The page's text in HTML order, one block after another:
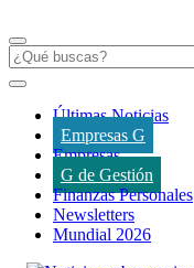
Últimas Noticias
Empresas G
Empresas
G de Gestión
Finanzas Personales
Newsletters
Mundial 2026